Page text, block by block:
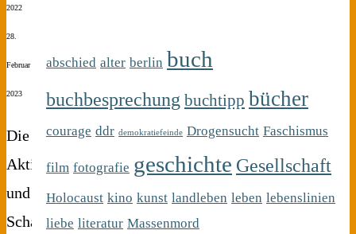
2022
28.
Februar
2023
Die
Aktivistin
und
Schauspielerin
abschied alter berlin buch
buchbesprechung buchtipp bücher
courage ddr demokratiefeinde Drogensucht Faschismus
film fotografie geschichte Gesellschaft
Holocaust kino kunst landleben leben lebenslinien
liebe literatur Massenmord